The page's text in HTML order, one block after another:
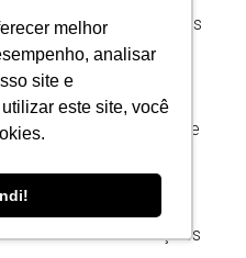
melhor
analisar
site e
este site, você
proferiu centenas
formou outros
de vários comitês
consultoria à OMS e
do vírus HIV, Barré-
melhorar as condições